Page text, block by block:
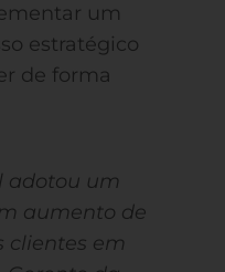
um
estratégico
de forma
adotou um
aumento de
clientes em